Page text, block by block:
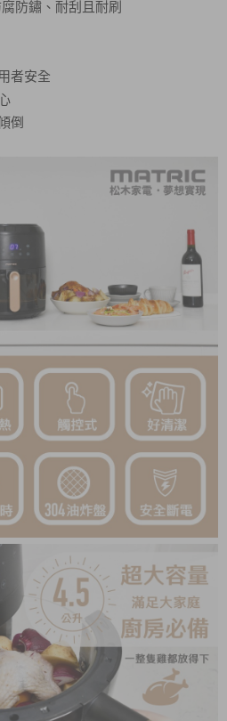
腐防鏽、耐刮且耐刷
者安全
倒